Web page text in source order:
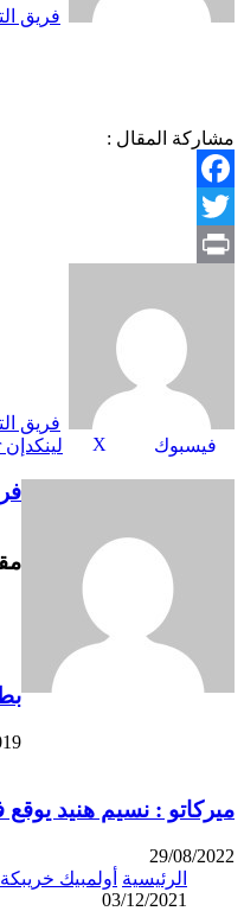
فريق
مشاركة المقال :
Facebook
Twitter
فريق
فيسبوك X لينكدإن
ميركاتو : نسيم هنيد
29/08/2022
الرئيسية أولمبيك
03/12/2021